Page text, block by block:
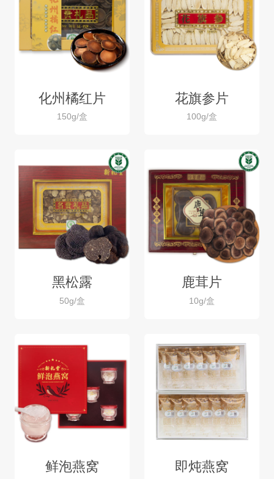
化州橘红片
150g/盒
花旗参片
100g/盒
黑松露
50g/盒
鹿茸片
10g/盒
鲜泡燕窝 即炖燕窝